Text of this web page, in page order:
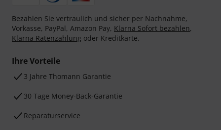
Bezahlen Sie vertraulich und sicher per Nachnahme,
Vorkasse, PayPal, Amazon Pay, Klarna Sofort bezahlen,
Klarna Ratenzahlung oder Kreditkarte.
Ihre Vorteile
3 Jahre Thomann Garantie
30 Tage Money-Back-Garantie
Reparaturservice